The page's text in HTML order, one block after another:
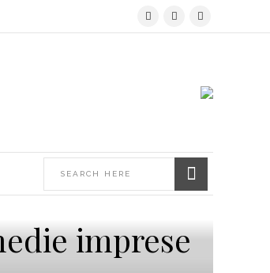
imprese